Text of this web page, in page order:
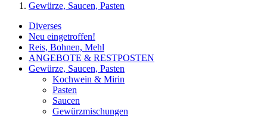
Gewürze, Saucen, Pasten
Diverses
Neu eingetroffen!
Reis, Bohnen, Mehl
ANGEBOTE & RESTPOSTEN
Gewürze, Saucen, Pasten
Kochwein & Mirin
Pasten
Saucen
Gewürzmischungen